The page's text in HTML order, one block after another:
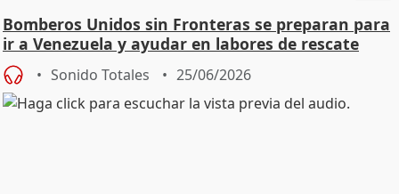
Bomberos Unidos sin Fronteras se preparan para
ir a Venezuela y ayudar en labores de rescate
Sonido Totales 25/06/2026